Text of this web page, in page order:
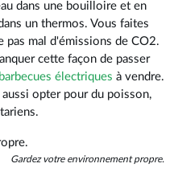
dans une bouilloire et en
un thermos. Vous faites
pas mal d'émissions de CO2.
cette façon de passer
barbecues électriques à vendre.
opter pour du poisson,
Gardez votre environnement propre.